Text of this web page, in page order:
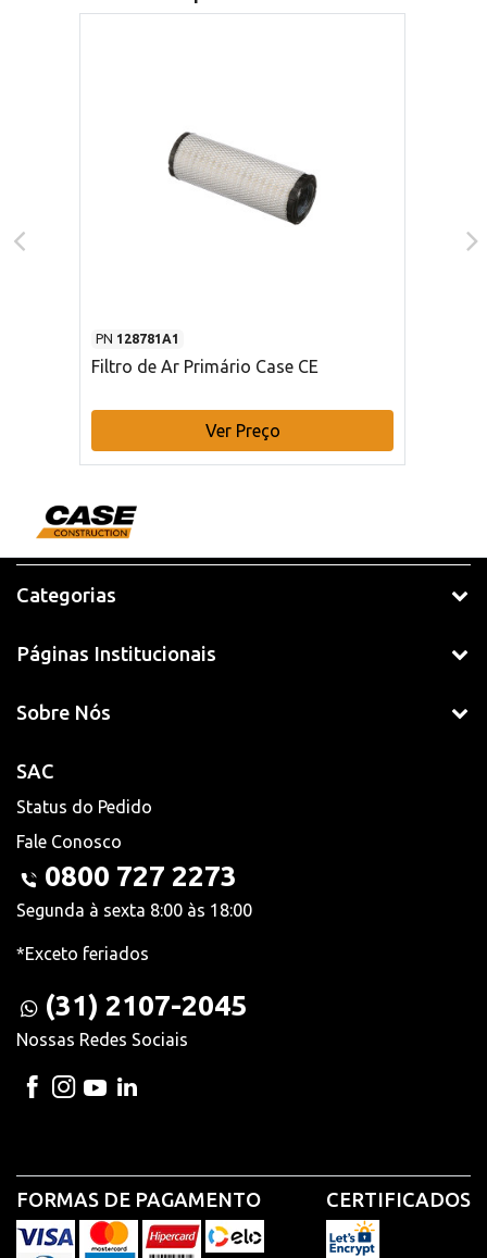
PN 128781A1
Filtro de Ar Primário Case CE
Ver Preço
Categorias
Páginas Institucionais
Sobre Nós
SAC
Status do Pedido
Fale Conosco
0800 727 2273
Segunda à sexta 8:00 às 18:00
*Exceto feriados
(31) 2107-2045
Nossas Redes Sociais
FORMAS DE PAGAMENTO CERTIFICADOS